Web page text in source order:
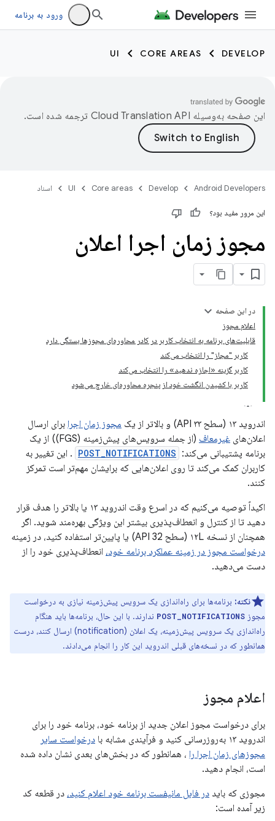
ورود به برنامه
DEVELOP
CORE AREAS
UI
این صفحه به‌وسیله ترجمه شده است.
Android Developers
Develop
Core areas
UI اسناد
این مرور مفید بود؟
مجوز زمان اجرا اعلان
در این صفحه
اعلام مجوز
قابلیت‌های برنامه به انتخاب کاربر در کادر محاوره‌ای مجوزها بستگی دارد
کاربر "مجاز" را انتخاب می‌کند
کاربر گزینه «اجازه ندهید» را انتخاب می‌کند
کاربر با کشیدن انگشت خود از پنجره محاوره‌ای خارج می‌شود
اندروید ۱۳ (سطح API ۳۳) و بالاتر از یک مجوز زمان اجرا برای ارسال
اعلان‌های غیرمعاف
(از جمله سرویس‌های پیش‌زمینه (FGS)) از یک
برنامه پشتیبانی می‌کند: POST_NOTIFICATIONS . این تغییر به
کاربران کمک می‌کند تا روی اعلان‌هایی که برایشان مهم‌تر است تمرکز
کنند.
اکیداً توصیه می‌کنیم که در اسرع وقت اندروید ۱۳ یا بالاتر را هدف قرار
دهید تا از کنترل و انعطاف‌پذیری بیشتر این ویژگی بهره‌مند شوید. اگر
همچنان از نسخه ۱۲L (سطح API 32) یا پایین‌تر استفاده کنید، در زمینه
درخواست مجوز در زمینه عملکرد برنامه خود، انعطاف‌پذیری خود را از
دست می‌دهید.
نکته: برنامه‌ها برای راه‌اندازی یک سرویس پیش‌زمینه نیازی به درخواست
مجوز POST_NOTIFICATIONS ندارند. با این حال، برنامه‌ها باید هنگام
راه‌اندازی یک سرویس پیش‌زمینه، یک اعلان (notification) ارسال کنند، درست
همانطور که در نسخه‌های قبلی اندروید این کار را انجام می‌دادند.
اعلام مجوز
برای درخواست مجوز اعلان جدید از برنامه خود، برنامه خود را برای
اندروید ۱۳ به‌روزرسانی کنید و فرآیندی مشابه با
درخواست سایر
مجوزهای زمان اجرا را ، همانطور که در بخش‌های بعدی نشان داده شده
است، انجام دهید.
مجوزی که باید در فایل مانیفست برنامه خود اعلام کنید، در قطعه کد
زیر آمده است: